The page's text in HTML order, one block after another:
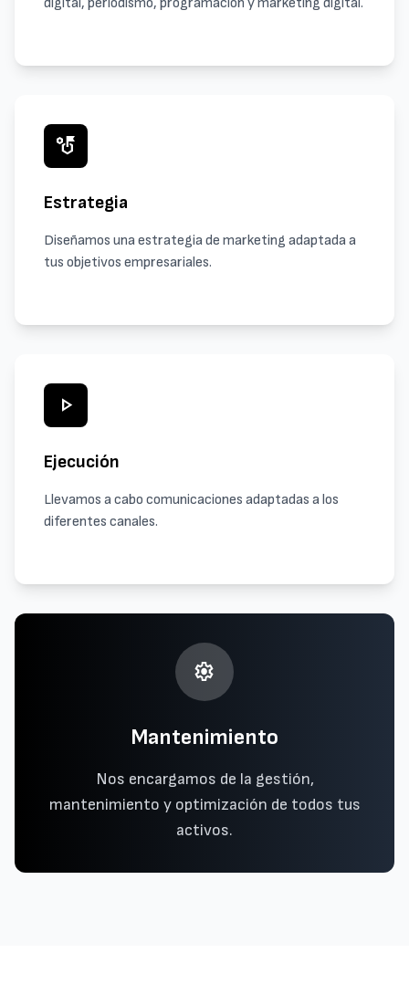
strategy
Estrategia
Diseñamos una estrategia de marketing adaptada a
tus objetivos empresariales.
play_arrow
Ejecución
Llevamos a cabo comunicaciones adaptadas a los
diferentes canales.
settings
Mantenimiento
Nos encargamos de la gestión,
mantenimiento y optimización de todos tus
activos.